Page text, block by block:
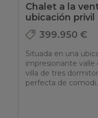
Chalet a la
ubicación privil
399.950 €
Situada en una
impresionante valle
villa de tres
perfecta de